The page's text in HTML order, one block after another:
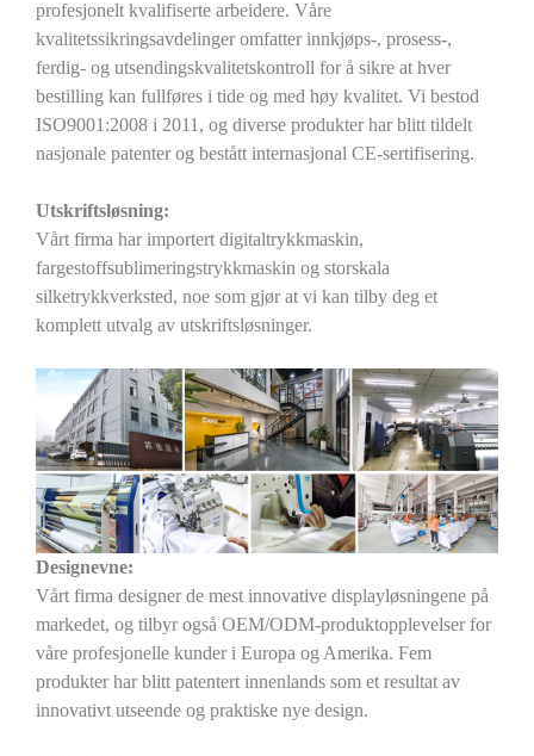
profesjonelt kvalifiserte arbeidere. Våre
kvalitetssikringsavdelinger omfatter innkjøps-, prosess-,
ferdig- og utsendingskvalitetskontroll for å sikre at hver
bestilling kan fullføres i tide og med høy kvalitet. Vi bestod
ISO9001:2008 i 2011, og diverse produkter har blitt tildelt
nasjonale patenter og bestått internasjonal CE-sertifisering.
Utskriftsløsning:
Vårt firma har importert digitaltrykkmaskin,
fargestoffsublimeringstrykkmaskin og storskala
silketrykkverksted, noe som gjør at vi kan tilby deg et
komplett utvalg av utskriftsløsninger.
Designevne:
Vårt firma designer de mest innovative displayløsningene på
markedet, og tilbyr også OEM/ODM-produktopplevelser for
våre profesjonelle kunder i Europa og Amerika. Fem
produkter har blitt patentert innenlands som et resultat av
innovativt utseende og praktiske nye design.